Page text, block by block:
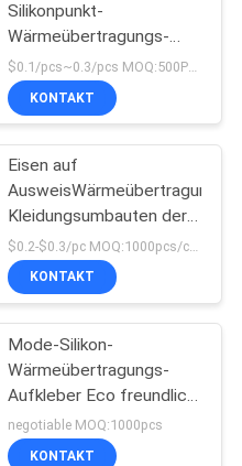
Silikonpunkt-
Wärmeübertragungs-
Kleideraufkleber
KONTAKT
Eisen auf
AusweisWärmeübertragungs-
Kleidungsumbauten der
Kleidungs-Flecken
prägeartigen TPU
KONTAKT
Mode-Silikon-
Wärmeübertragungs-
Aufkleber Eco freundlich
für Sport-Kleid
negotiable MOQ:1000pcs
KONTAKT